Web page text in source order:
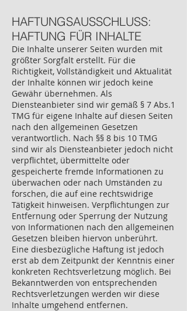
HAFTUNGSAUSSCHLUSS:
HAFTUNG FÜR INHALTE
Die Inhalte unserer Seiten wurden mit
größter Sorgfalt erstellt. Für die
Richtigkeit, Vollständigkeit und Aktualität
der Inhalte können wir jedoch keine
Gewähr übernehmen. Als
Diensteanbieter sind wir gemäß § 7 Abs.1
TMG für eigene Inhalte auf diesen Seiten
nach den allgemeinen Gesetzen
verantwortlich. Nach §§ 8 bis 10 TMG
sind wir als Diensteanbieter jedoch nicht
verpflichtet, übermittelte oder
gespeicherte fremde Informationen zu
überwachen oder nach Umständen zu
forschen, die auf eine rechtswidrige
Tätigkeit hinweisen. Verpflichtungen zur
Entfernung oder Sperrung der Nutzung
von Informationen nach den allgemeinen
Gesetzen bleiben hiervon unberührt.
Eine diesbezügliche Haftung ist jedoch
erst ab dem Zeitpunkt der Kenntnis einer
konkreten Rechtsverletzung möglich. Bei
Bekanntwerden von entsprechenden
Rechtsverletzungen werden wir diese
Inhalte umgehend entfernen.